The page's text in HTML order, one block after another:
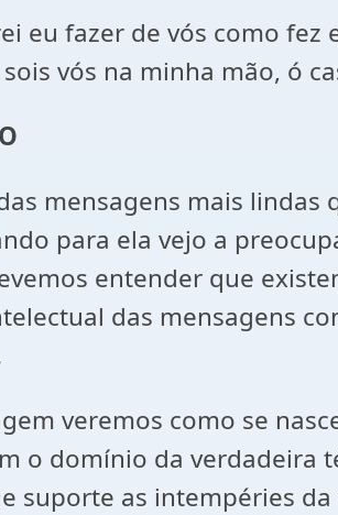
eu fazer de vós como fez
vós na minha mão, ó
mensagens mais
para ela vejo a
entender que
das mensagens
veremos como se
o domínio da verdadeira
suporte as intempéries da